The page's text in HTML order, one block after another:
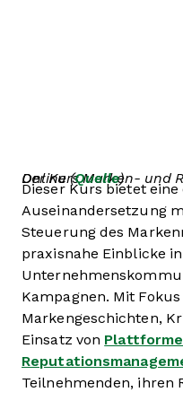
Der Kurs Marken- und Reputationsmanagement – Online (Quelle)
Dieser Kurs bietet
Auseinandersetzung
Steuerung des
praxisnahe Einblicke in
Kampagnen. Mit
Markengeschichten,
Einsatz von
Teilnehmenden, ihren